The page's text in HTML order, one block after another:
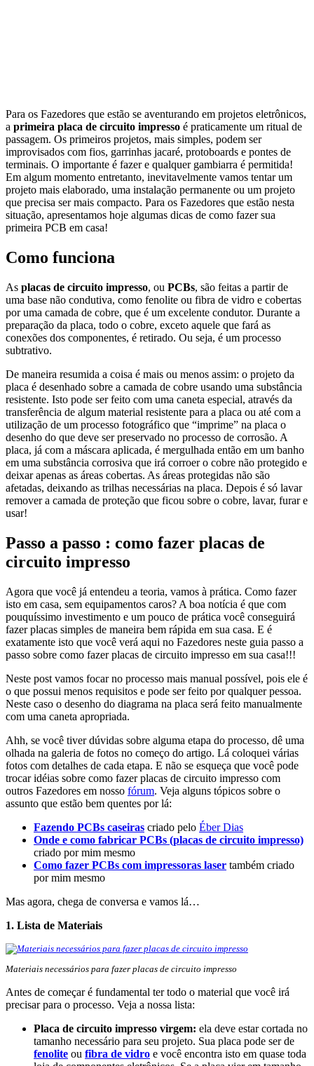
Para os Fazedores que estão se aventurando em projetos eletrônicos,
a primeira placa de circuito impresso é praticamente um ritual de
passagem. Os primeiros projetos, mais simples, podem ser
improvisados com fios, garrinhas jacaré, protoboards e pontes de
terminais. O importante é fazer e qualquer gambiarra é permitida!
Em algum momento entretanto, inevitavelmente vamos tentar um
projeto mais elaborado, uma instalação permanente ou um projeto
que precisa ser mais compacto. Para os Fazedores que estão nesta
situação, apresentamos hoje algumas dicas de como fazer sua
primeira PCB em casa!
Como funciona
As placas de circuito impresso, ou PCBs, são feitas a partir de
uma base não condutiva, como fenolite ou fibra de vidro e cobertas
por uma camada de cobre, que é um excelente condutor. Durante a
preparação da placa, todo o cobre, exceto aquele que fará as
conexões dos componentes, é retirado. Ou seja, é um processo
subtrativo.
De maneira resumida a coisa é mais ou menos assim: o projeto da
placa é desenhado sobre a camada de cobre usando uma substância
resistente. Isto pode ser feito com uma caneta especial, através da
transferência de algum material resistente para a placa ou até com a
utilização de um processo fotográfico que “imprime” na placa o
desenho do que deve ser preservado no processo de corrosão. A
placa, já com a máscara aplicada, é mergulhada então em um banho
em uma substância corrosiva que irá corroer o cobre não protegido e
deixar apenas as áreas cobertas. As áreas protegidas não são
afetadas, deixando as trilhas necessárias na placa. Depois é só lavar
remover a camada de proteção que ficou sobre o cobre, lavar, furar e
usar!
Passo a passo : como fazer placas de
circuito impresso
Agora que você já entendeu a teoria, vamos à prática. Como fazer
isto em casa, sem equipamentos caros? A boa notícia é que com
pouquíssimo investimento e um pouco de prática você conseguirá
fazer placas simples de maneira bem rápida em sua casa. E é
exatamente isto que você verá aqui no Fazedores neste guia passo a
passo sobre como fazer placas de circuito impresso em sua casa!!!
Neste post vamos focar no processo mais manual possível, pois ele é
o que possui menos requisitos e pode ser feito por qualquer pessoa.
Neste caso o desenho do diagrama na placa será feito manualmente
com uma caneta apropriada.
Ahh, se você tiver dúvidas sobre alguma etapa do processo, dê uma
olhada na galeria de fotos no começo do artigo. Lá coloquei várias
fotos com detalhes de cada etapa. E não se esqueça que você pode
trocar idéias sobre como fazer placas de circuito impresso com
outros Fazedores em nosso fórum. Veja alguns tópicos sobre o
assunto que estão bem quentes por lá:
Fazendo PCBs caseiras criado pelo Éber Dias
Onde e como fabricar PCBs (placas de circuito impresso)
criado por mim mesmo
Como fazer PCBs com impressoras laser também criado
por mim mesmo
Mas agora, chega de conversa e vamos lá…
1. Lista de Materiais
Materiais necessários para fazer placas de circuito impresso
Antes de começar é fundamental ter todo o material que você irá
precisar para o processo. Veja a nossa lista:
Placa de circuito impresso virgem: ela deve estar cortada no
tamanho necessário para seu projeto. Sua placa pode ser de
fenolite ou fibra de vidro e você encontra isto em quase toda